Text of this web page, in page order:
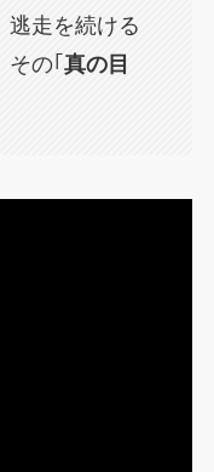
逃走を続ける
の｢ 真の目